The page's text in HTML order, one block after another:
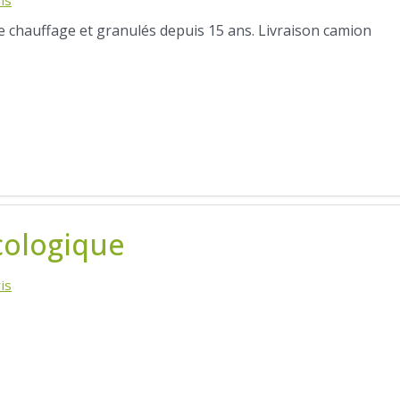
et granulés depuis 15 ans. Livraison camion